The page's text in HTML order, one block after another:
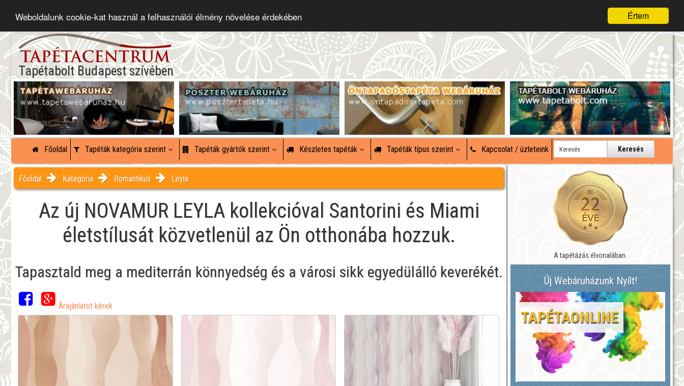
Értem
Weboldalunk cookie-kat használ a felhasználói élmény növelése érdekében
Tapétabolt Budapest szívében
Főoldal Tapéták kategória szerint Tapéták gyártók szerint Készletes tapéták Tapéták típus szerint Kapcsolat / üzleteink Keresés
Főoldal Kategória Romantikus Leyla
Az új NOVAMUR LEYLA kollekcióval Santorini és Miami
életstílusát közvetlenül az Ön otthonába hozzuk.
Tapasztald meg a mediterrán könnyedség és a városi sikk egyedülálló keverékét.
Árajánlatot kérek
A tapétázás élvonalában.
Új Webáruházunk Nyílt!
TAPÉTAONLINE